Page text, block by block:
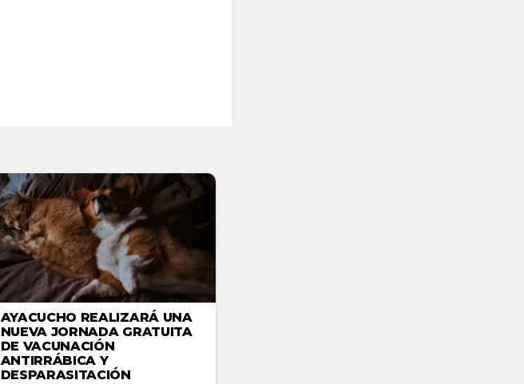
AYACUCHO REALIZARÁ UNA
NUEVA JORNADA GRATUITA
DE VACUNACIÓN
ANTIRRÁBICA Y
DESPARASITACIÓN